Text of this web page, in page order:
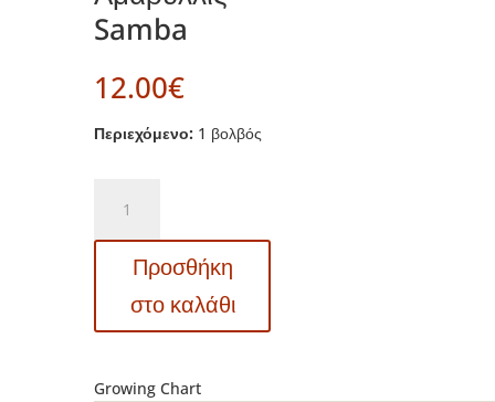
Samba
12.00€
Περιεχόμενο: 1 βολβός
Amaryllis
–
Αμαρυλλίς
ποσότητα
Προσθήκη
στο καλάθι
Growing Chart